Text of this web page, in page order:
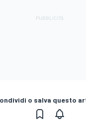
o salva questo